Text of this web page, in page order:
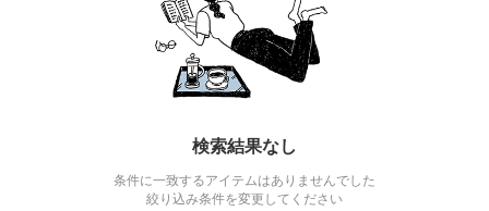
検索結果なし
条件に一致するアイテムはありませんでした
絞り込み条件を変更してください